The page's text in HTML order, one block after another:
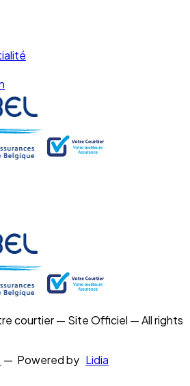
courtier — Site Officiel — All rights
— Powered by Lidia